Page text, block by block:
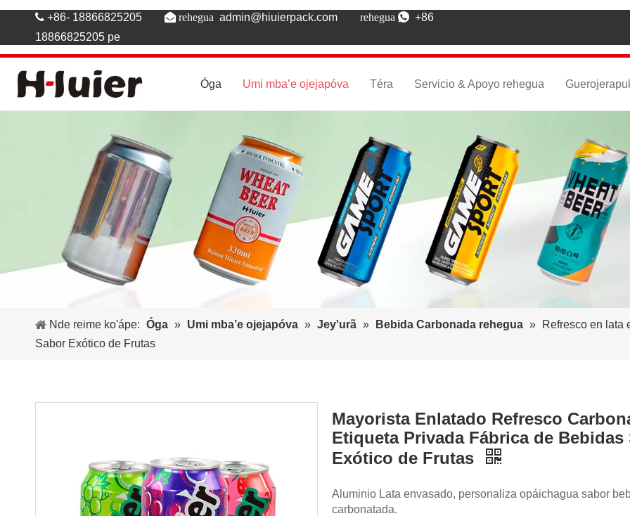
 +86- 18866825205  rehegua admin@hiuierpack.com rehegua  +86
18866825205 pe
Óga Umi mba’e ojejapóva Téra Servicio & Apoyo rehegua
Nde reime ko'ápe: Óga » Umi mba’e ojejapóva » Jey'urã » Bebida Carbonada rehegua »
Refresco en lata
Sabor Exótico de Frutas
Mayorista Enlatado Refresco
Etiqueta Privada Fábrica de Bebidas
Exótico de Frutas
Aluminio Lata envasado, personaliza opáichagua sabor
carbonatada.